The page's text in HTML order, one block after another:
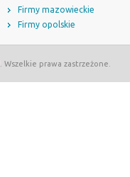
Firmy mazowieckie
Firmy opolskie
. Wszelkie prawa zastrzeżone.